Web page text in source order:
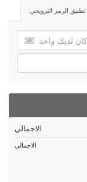
تطبيق الرمز الترويجي
الاجمالي
الاجمالي